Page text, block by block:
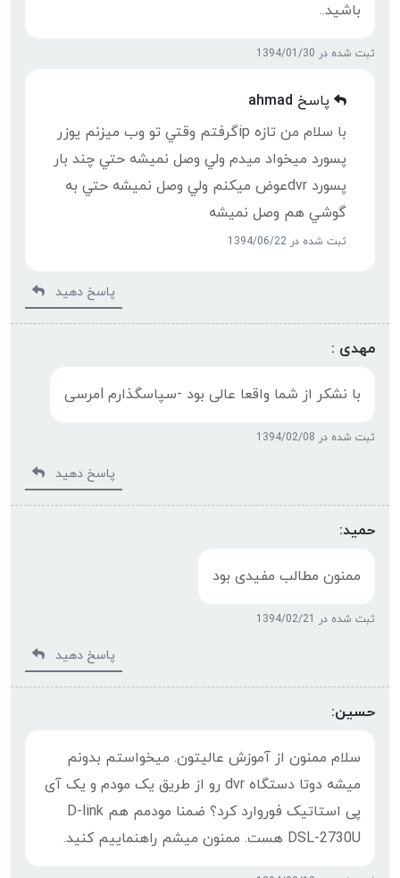
باشید..
ثبت شده در 1394/01/30
پاسخ ahmad
با سلام من تازه ipگرفتم وقتي تو وب ميزنم يوزر
پسورد ميخواد ميدم ولي وصل نميشه حتي چند بار
پسورد dvrعوض ميكنم ولي وصل نميشه حتي به
گوشي هم وصل نميشه
ثبت شده در 1394/06/22
پاسخ دهید
مهدی :
با نشکر از شما واقعا عالی بود -سپاسگذارم lمرسی
ثبت شده در 1394/02/08
پاسخ دهید
حمید:
ممنون مطالب مفیدی بود
ثبت شده در 1394/02/21
پاسخ دهید
حسین:
سلام ممنون از آموزش عالیتون. میخواستم بدونم
میشه دوتا دستگاه dvr رو از طریق یک مودم و یک آی
پی استاتیک فوروارد کرد؟ ضمنا مودمم هم D-link
DSL-2730U هست. ممنون میشم راهنماییم کنید.